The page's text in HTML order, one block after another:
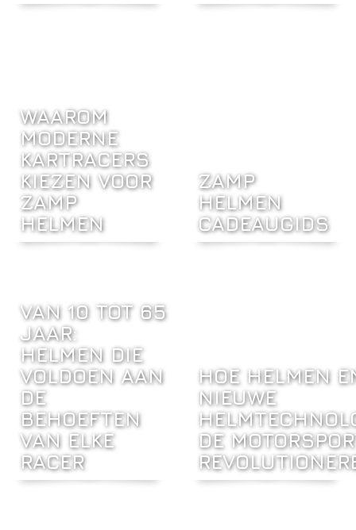
WAAROM
MODERNE
KARTRACERS
KIEZEN VOOR
ZAMP
HELMEN
ZAMP
HELMEN
CADEAUGIDS
VAN 10 TOT 65
JAAR:
HELMEN DIE
VOLDOEN AAN
DE
BEHOEFTEN
VAN ELKE
RACER
HOE HELMEN
NIEUWE
DE